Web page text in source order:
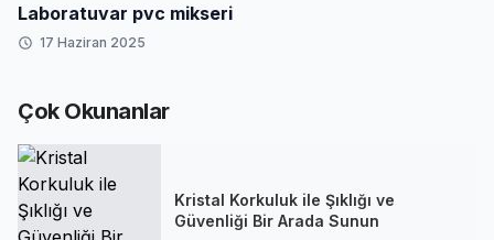
Laboratuvar pvc mikseri
17 Haziran 2025
Çok Okunanlar
Kristal Korkuluk ile Şıklığı ve
Güvenliği Bir Arada Sunun